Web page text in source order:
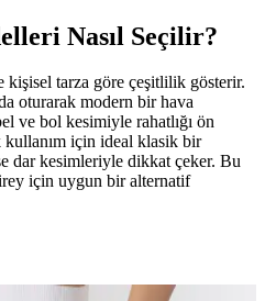
Nasıl Seçilir?
kişisel tarza göre çeşitlilik gösterir.
oturarak modern bir hava
ve bol kesimiyle rahatlığı ön
için ideal klasik bir
dar kesimleriyle dikkat çeker. Bu
için uygun bir alternatif